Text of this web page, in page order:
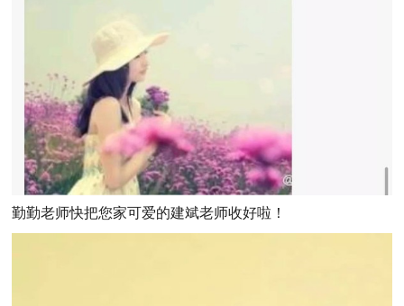
勤勤老师快把您家可爱的建斌老师收好啦！